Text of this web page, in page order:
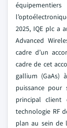
2025, IQE plc a
Advanced
cadre d’un
cadre de cet
gallium (GaAs)
puissance pour
principal client
technologie RF
plan au sein de